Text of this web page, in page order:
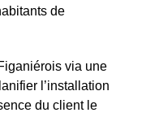
de
via une
l’installation
du client le